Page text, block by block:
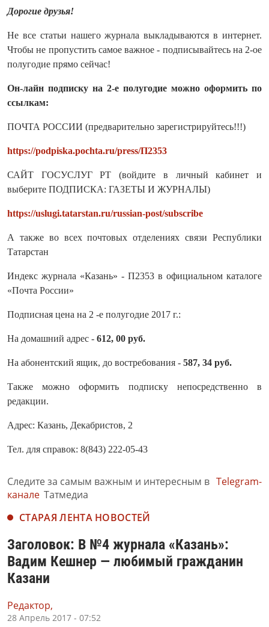
Дорогие друзья!
Не все статьи нашего журнала выкладываются в интернет.
Чтобы не пропустить самое важное - подписывайтесь на 2-ое
полугодие прямо сейчас!
Он-лайн подписку на 2-е полугодие можно оформить по
ссылкам:
ПОЧТА РОССИИ (предварительно зарегистрируйтесь!!!)
https://podpiska.pochta.ru/press/П2353
САЙТ ГОСУСЛУГ РТ (войдите в личный кабинет и
выберите ПОДПИСКА: ГАЗЕТЫ И ЖУРНАЛЫ)
https://uslugi.tatarstan.ru/russian-post/subscribe
А также во всех почтовых отделениях связи Республики
Татарстан
Индекс журнала «Казань» - П2353 в официальном каталоге
«Почта России»
Подписная цена на 2 -е полугодие 2017 г.:
На домашний адрес - 612, 00 руб.
На абонентский ящик, до востребования - 587, 34 руб.
Также можно оформить подписку непосредственно в
редакции.
Адрес: Казань, Декабристов, 2
Тел. для справок: 8(843) 222-05-43
Следите за самым важным и интересным в Telegram-
канале Татмедиа
СТАРАЯ ЛЕНТА НОВОСТЕЙ
Заголовок: В №4 журнала «Казань»:
Вадим Кешнер — любимый гражданин
Казани
Редактор,
28 Апрель 2017 - 07:52